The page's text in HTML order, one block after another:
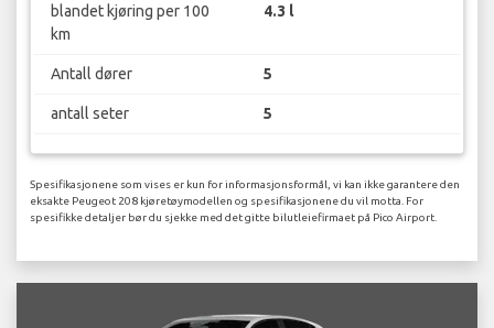
blandet kjøring per 100
km
4.3 l
Antall dører 5
antall seter 5
Spesifikasjonene som vises er kun for informasjonsformål, vi kan ikke garantere den
eksakte Peugeot 208 kjøretøymodellen og spesifikasjonene du vil motta. For
spesifikke detaljer bør du sjekke med det gitte bilutleiefirmaet på Pico Airport.